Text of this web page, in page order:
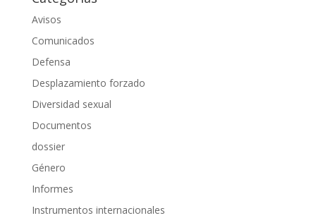
Avisos
Comunicados
Defensa
Desplazamiento forzado
Diversidad sexual
Documentos
dossier
Género
Informes
Instrumentos internacionales